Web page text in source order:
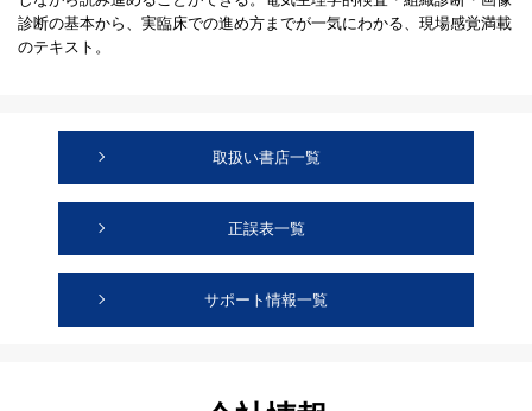
診断の基本から、実臨床での進め方までが一気にわかる、現場感覚満載
のテキスト。
取扱い書店一覧
正誤表一覧
サポート情報一覧